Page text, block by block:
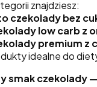
znajdziesz:
czekolady bez
low carb z
premium z
idealne do
smak czekolady